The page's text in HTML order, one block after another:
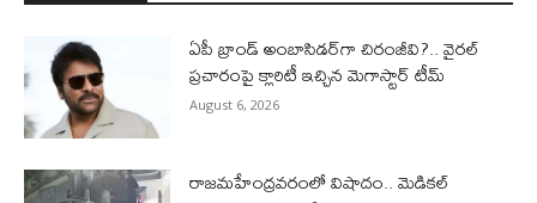
ఏపీ బ్రాండ్ అంబాసిడర్‌గా చిరంజీవి?.. వైరల్
ప్రచారంపై క్లారిటీ ఇచ్చిన మెగాస్టార్ టీమ్
August 6, 2026
రాజమహేంద్రవరంలో విషాదం.. మెడికల్